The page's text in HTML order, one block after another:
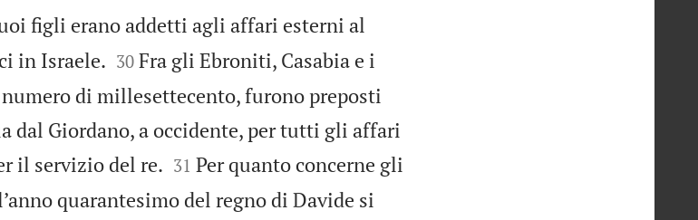
figli erano addetti agli affari esterni al
in Israele.
30 Fra gli Ebroniti, Casabia e i
di millesettecento, furono preposti
dal Giordano, a occidente, per tutti gli affari
il servizio del re.
31 Per quanto concerne gli
quarantesimo del regno di Davide si